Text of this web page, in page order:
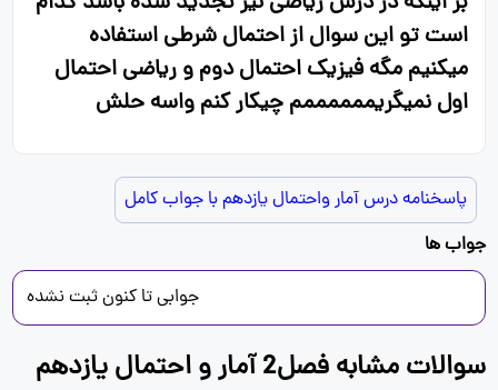
است تو این سوال از احتمال شرطی استفاده
میکنیم مگه فیزیک احتمال دوم و ریاضی احتمال
اول نمیگریممممممم چیکار کنم واسه حلش
پاسخنامه درس آمار واحتمال یازدهم با جواب کامل
جواب ها
جوابی تا کنون ثبت نشده
سوالات مشابه فصل2 آمار و احتمال یازدهم